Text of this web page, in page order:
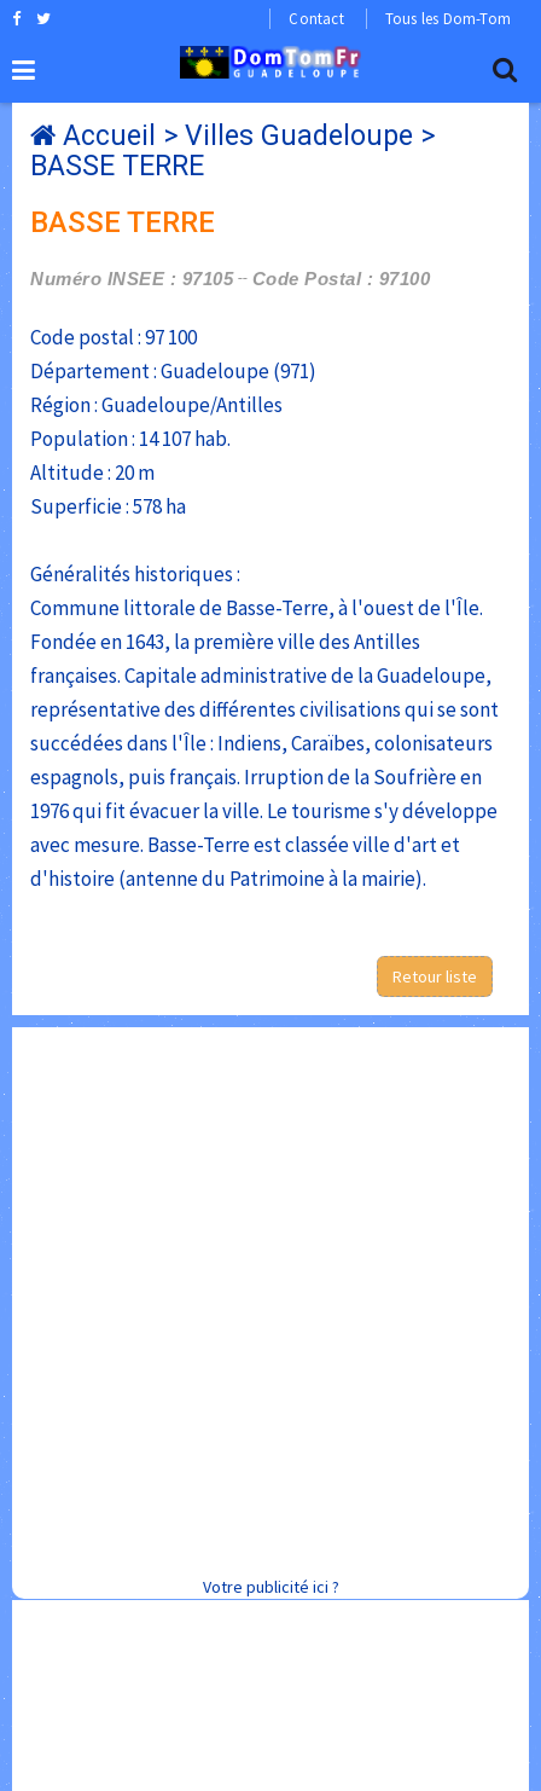
Contact Tous les Dom-Tom
Accueil > Villes Guadeloupe >
BASSE TERRE
BASSE TERRE
Numéro INSEE : 97105 Code Postal : 97100
Code postal : 97 100
Département : Guadeloupe (971)
Région : Guadeloupe/Antilles
Population : 14 107 hab.
Altitude : 20 m
Superficie : 578 ha
Généralités historiques :
Commune littorale de Basse-Terre, à l'ouest de l'Île.
Fondée en 1643, la première ville des Antilles
françaises. Capitale administrative de la Guadeloupe,
représentative des différentes civilisations qui se sont
succédées dans l'Île : Indiens, Caraïbes, colonisateurs
espagnols, puis français. Irruption de la Soufrière en
1976 qui fit évacuer la ville. Le tourisme s'y développe
avec mesure. Basse-Terre est classée ville d'art et
d'histoire (antenne du Patrimoine à la mairie).
Retour liste
Votre publicité ici ?